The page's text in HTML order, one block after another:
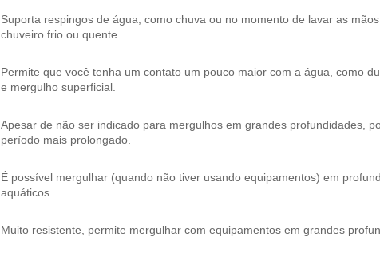
Suporta respingos de água, como chuva ou no momento de lavar as
chuveiro frio ou quente.
Permite que você tenha um contato um pouco maior com a água, como
e mergulho superficial.
Apesar de não ser indicado para mergulhos em grandes profundidades,
período mais prolongado.
É possível mergulhar (quando não tiver usando equipamentos) em
aquáticos.
Muito resistente, permite mergulhar com equipamentos em grandes